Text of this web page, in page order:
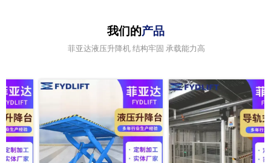
我们的产品
菲亚达液压升降机 结构牢固 承载能力高